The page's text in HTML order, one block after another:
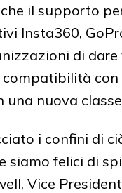
il supporto
Insta360,
di
compatibilità
una nuova
i confini di
felici di
Vice